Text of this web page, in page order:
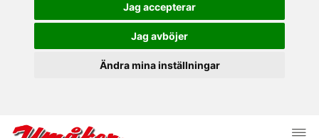
Jag accepterar
Jag avböjer
Ändra mina inställningar